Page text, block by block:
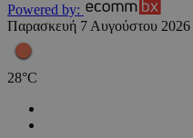
Powered by:
Παρασκευή 7 Αυγούστου 2026
28°C